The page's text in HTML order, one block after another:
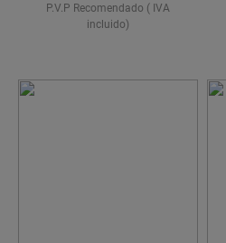
P.V.P Recomendado ( IVA
incluido)